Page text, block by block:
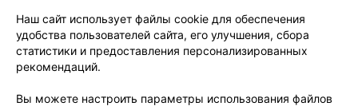
О проекте
Новости проекта
Размещение рекламы
Медицинский маркетинг
Публичный договор
Доставка
Способы оплаты
Вакансии Партнеры
Наш сайт использует файлы cookie для обеспечения
удобства пользователей сайта, его улучшения, сбора
статистики и предоставления персонализированных
рекомендаций.
Вы можете настроить параметры использования файлов